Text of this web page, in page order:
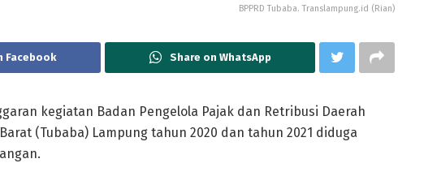
BPPRD Tubaba. Translampung.id (Rian)
Facebook Share on WhatsApp
kegiatan Badan Pengelola Pajak dan Retribusi Daerah
(Tubaba) Lampung tahun 2020 dan tahun 2021 diduga